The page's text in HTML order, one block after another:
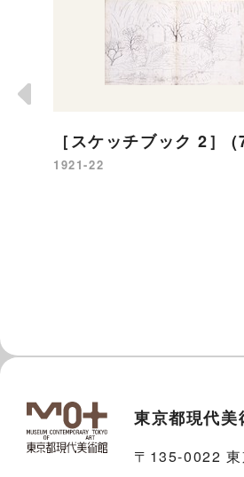
［スケッチブック 2］
1921-22
東京都現代美
〒135-0022